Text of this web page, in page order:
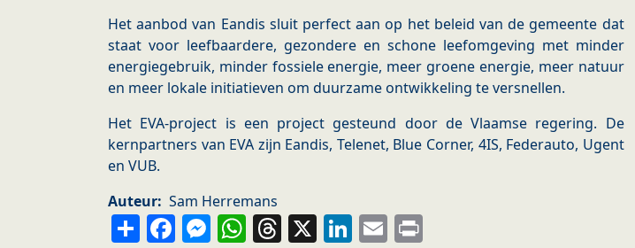
Het aanbod van Eandis sluit perfect aan op het beleid van de gemeente dat
staat voor leefbaardere, gezondere en schone leefomgeving met minder
energiegebruik, minder fossiele energie, meer groene energie, meer natuur
en meer lokale initiatieven om duurzame ontwikkeling te versnellen.
Het EVA-project is een project gesteund door de Vlaamse regering. De
kernpartners van EVA zijn Eandis, Telenet, Blue Corner, 4IS, Federauto, Ugent
en VUB.
Auteur Sam Herremans
ShareFacebook
Messenger
WhatsApp
Threads
X LinkedIn
Email